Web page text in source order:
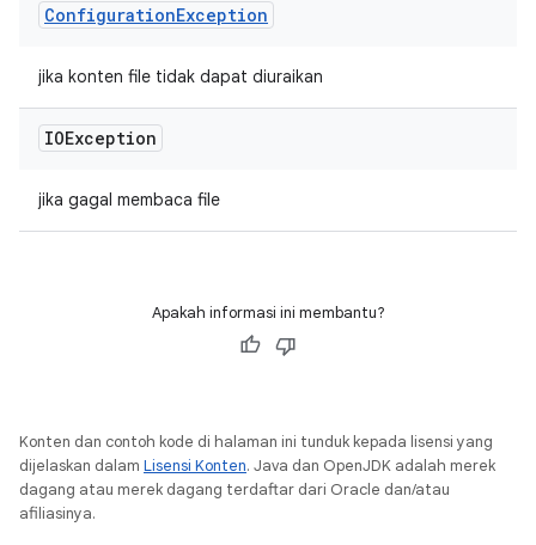
ConfigurationException
jika konten file tidak dapat diuraikan
IOException
jika gagal membaca file
Apakah informasi ini membantu?
Konten dan contoh kode di halaman ini tunduk kepada lisensi yang
dijelaskan dalam Lisensi Konten. Java dan OpenJDK adalah merek
dagang atau merek dagang terdaftar dari Oracle dan/atau
afiliasinya.